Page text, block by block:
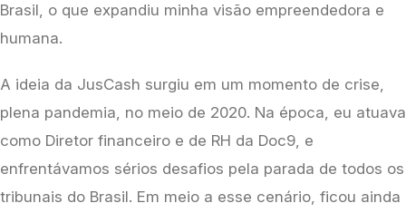
Brasil, o que expandiu minha visão empreendedora e
humana.
A ideia da JusCash surgiu em um momento de crise,
plena pandemia, no meio de 2020. Na época, eu atuava
como Diretor financeiro e de RH da Doc9, e
enfrentávamos sérios desafios pela parada de todos os
tribunais do Brasil. Em meio a esse cenário, ficou ainda